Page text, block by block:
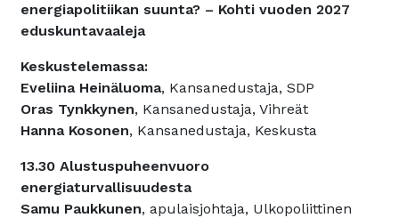
energiapolitiikan suunta? – Kohti vuoden 2027
eduskuntavaaleja
Keskustelemassa:
Eveliina Heinäluoma, Kansanedustaja, SDP
Oras Tynkkynen, Kansanedustaja, Vihreät
Hanna Kosonen, Kansanedustaja, Keskusta
13.30 Alustuspuheenvuoro
energiaturvallisuudesta
Samu Paukkunen, apulaisjohtaja, Ulkopoliittinen